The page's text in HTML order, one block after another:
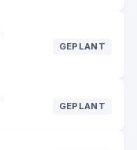
GEPLANT
GEPLANT